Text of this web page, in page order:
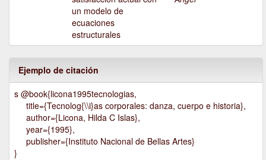
un modelo de
ecuaciones
estructurales
Ejemplo de citación
s @book{licona1995tecnologias,
title={Tecnolog{\\i}as corporales: danza, cuerpo e historia},
author={Licona, Hilda C Islas},
year={1995},
publisher={Instituto Nacional de Bellas Artes}
}